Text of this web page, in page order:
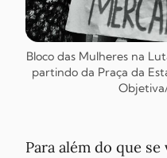
Bloco das Mulheres na
partindo da Praça da
Para além do que se